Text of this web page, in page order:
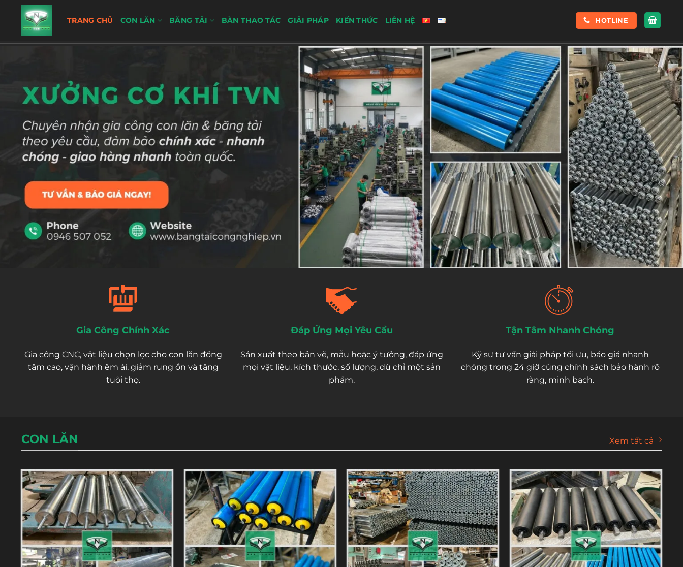
dung
TRANG CHỦ CON LĂN BĂNG TẢI BÀN THAO TÁC GIẢI PHÁP KIẾN THỨC LIÊN HỆ HOTLINE
Gia Công Chính Xác
Gia công CNC, vật liệu chọn lọc cho con lăn đồng
tâm cao, vận hành êm ái, giảm rung ồn và tăng
tuổi thọ.
Đáp Ứng Mọi Yêu Cầu
Sản xuất theo bản vẽ, mẫu hoặc ý tưởng, đáp ứng
mọi vật liệu, kích thước, số lượng, dù chỉ một sản
phẩm.
Tận Tâm Nhanh Chóng
Kỹ sư tư vấn giải pháp tối ưu, báo giá nhanh
chóng trong 24 giờ cùng chính sách bảo hành rõ
ràng, minh bạch.
CON LĂN Xem tất cả